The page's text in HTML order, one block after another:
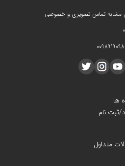
مشابه تماس تصویری و خصوصی
ها
ثبت نام
متداول